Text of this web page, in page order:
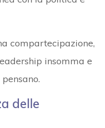
compartecipazione,
insomma e
delle